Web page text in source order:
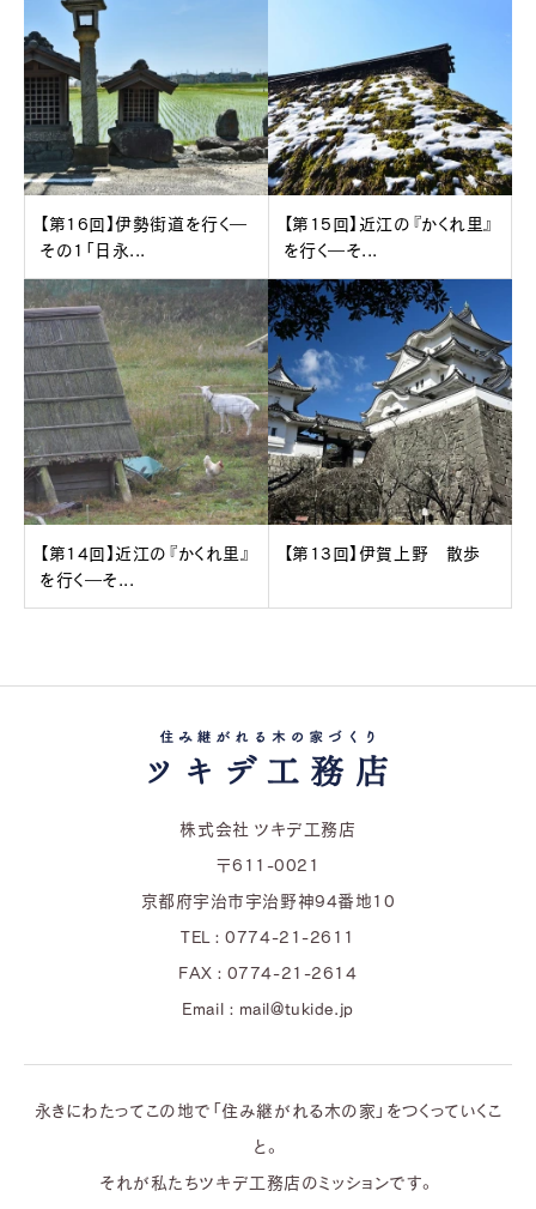
【第16回】伊勢街道を行く―
その1「日永...
【第15回】近江の『かくれ里』
を行く―そ...
【第14回】近江の『かくれ里』
を行く―そ...
【第13回】伊賀上野 散歩
株式会社 ツキデ工務店
〒611-0021
京都府宇治市宇治野神94番地10
TEL : 0774-21-2611
FAX : 0774-21-2614
Email : mail@tukide.jp
永きにわたってこの地で「住み継がれる木の家」をつくっていくこ
と。
それが私たちツキデ工務店のミッションです。